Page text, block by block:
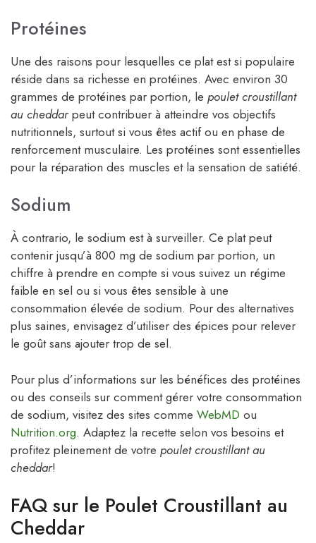
Protéines
Une des raisons pour lesquelles ce plat est si populaire
réside dans sa richesse en protéines. Avec environ 30
grammes de protéines par portion, le poulet croustillant
au cheddarpeut contribuer à atteindre vos objectifs
nutritionnels, surtout si vous êtes actif ou en phase de
renforcement musculaire. Les protéines sont essentielles
pour la réparation des muscles et la sensation de satiété.
Sodium
À contrario, le sodium est à surveiller. Ce plat peut
contenir jusqu’à 800 mg de sodium par portion, un
chiffre à prendre en compte si vous suivez un régime
faible en sel ou si vous êtes sensible à une
consommation élevée de sodium. Pour des alternatives
plus saines, envisagez d’utiliser des épices pour relever
le goût sans ajouter trop de sel.
Pour plus d’informations sur les bénéfices des protéines
ou des conseils sur comment gérer votre consommation
de sodium, visitez des sites comme WebMD ou
Nutrition.org. Adaptez la recette selon vos besoins et
profitez pleinement de votre poulet croustillant au
cheddar!
FAQ sur le Poulet Croustillant au
Cheddar